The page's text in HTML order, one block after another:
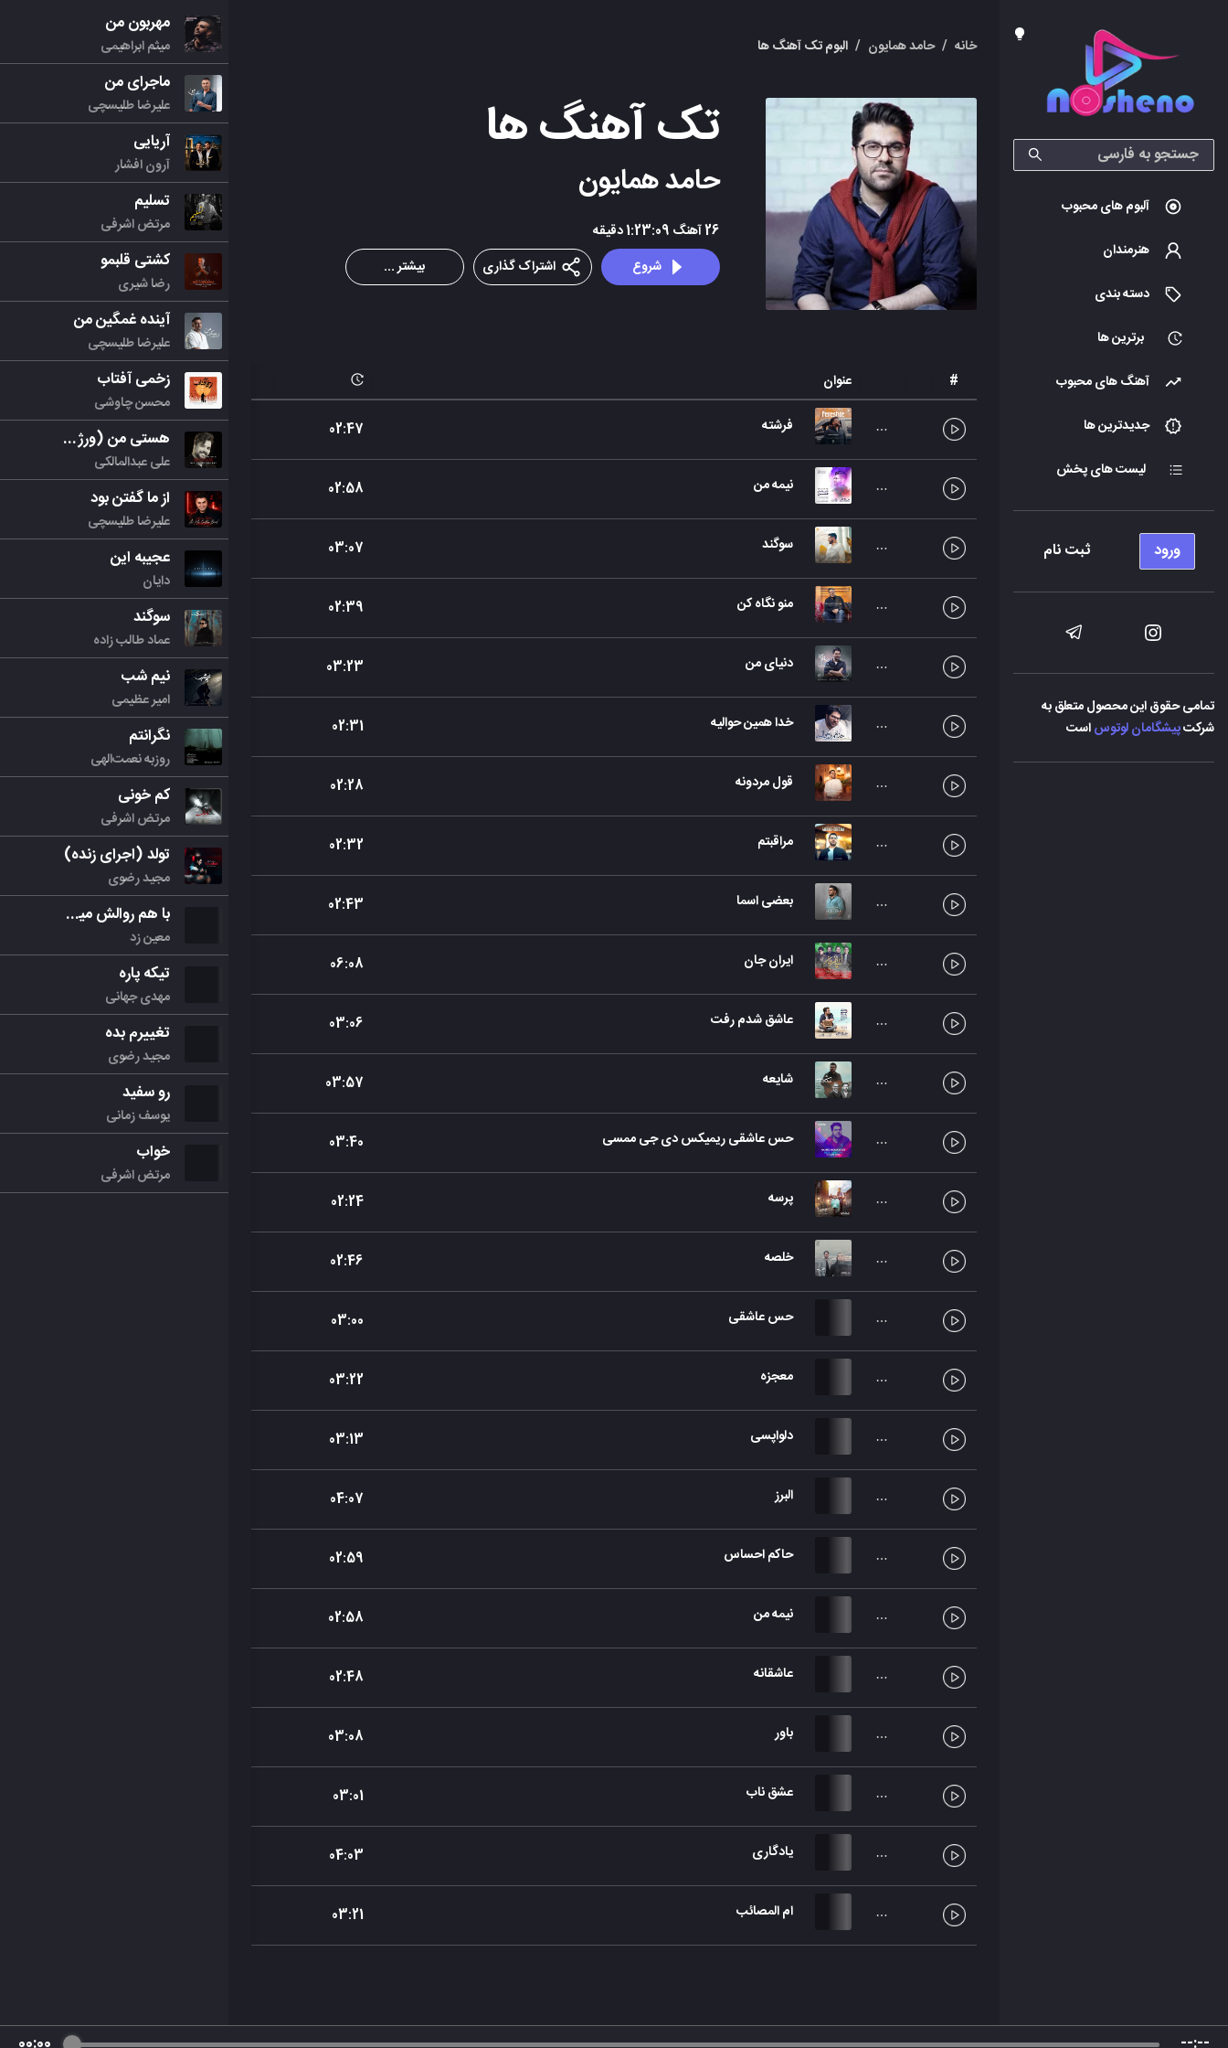
آلبوم های محبوب
هنرمندان
دسته بندی
برترین ها
آهنگ های محبوب
جدیدترین ها
لیست های پخش
ورود ثبت نام
تمامی حقوق این محصول متعلق به
شرکتپیشگامان لوتوساست
خانه / حامد همایون / البوم تک آهنگ ها
تک آهنگ ها
حامد همایون
26آهنگ 1:23:09دقیقه
شروع
اشتراک گذاری بیشتر ...
# عنوان
فرشته 02:47
نیمه من 02:58
سوگند 03:07
منو نگاه کن 02:39
دنیای من 03:23
خدا همین حوالیه 02:31
قول مردونه 02:28
مراقبتم 02:32
بعضی اسما 02:43
ایران جان 06:08
عاشق شدم رفت 03:06
شایعه 03:57
حس عاشقی ریمیکس دی جی ممسی 03:40
پرسه 02:24
خلصه 02:46
حس عاشقی 03:00
معجزه 03:22
دلواپسی 03:13
البرز 04:07
حاکم احساس 02:59
نیمه من 02:58
عاشقانه 02:48
باور 03:08
عشق ناب 03:01
یادگاری 04:03
ام المصائب 03:21
مهربون من
میثم ابراهیمی
ماجرای من
علیرضا طلیسچی
آریایی
آرون افشار
تسلیم
مرتض اشرفی
کشتی قلبمو
رضا شیری
آینده غمگین من
علیرضا طلیسچی
زخمی آفتاب
محسن چاوشی
هستی من (ورژن جدید)
علی عبدالمالکی
از ما گفتن بود
علیرضا طلیسچی
عجیبه این
دایان
سوگند
عماد طالب زاده
نیم شب
امیر عظیمی
نگرانتم
روزبه نعمت‌الهی
کم خونی
مرتض اشرفی
تولد (اجرای زنده)
مجید رضوی
با هم روالش میکنیم
معین زد
تیکه پاره
مهدی جهانی
تغییرم بده
مجید رضوی
رو سفید
یوسف زمانی
خواب
مرتض اشرفی